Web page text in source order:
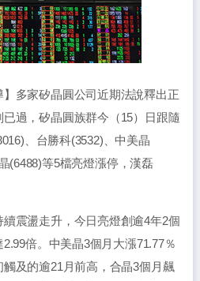
】多家矽晶圓公司近期法說釋出正
過，矽晶圓族群今（15）日跟隨
、台勝科(3532)、中美晶
(6488)等5檔亮燈漲停，漢磊
震盪走升，今日亮燈創逾4年2個
倍。中美晶3個月大漲71.77％
及的逾21月前高，合晶3個月飆